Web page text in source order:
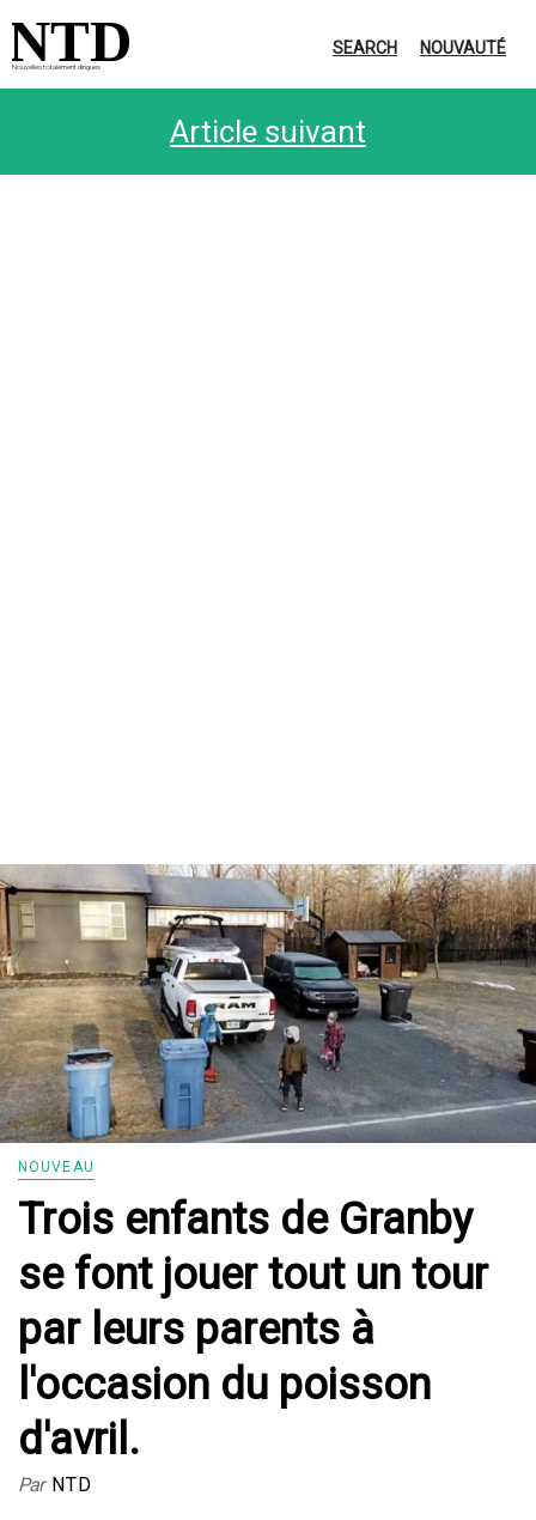
Nouvelles totalement dingues
NTD SEARCH NOUVAUTÉ
NOUVEAU
Trois enfants de Granby
se font jouer tout un tour
par leurs parents à
l'occasion du poisson
d'avril.
Par NTD
Article suivant